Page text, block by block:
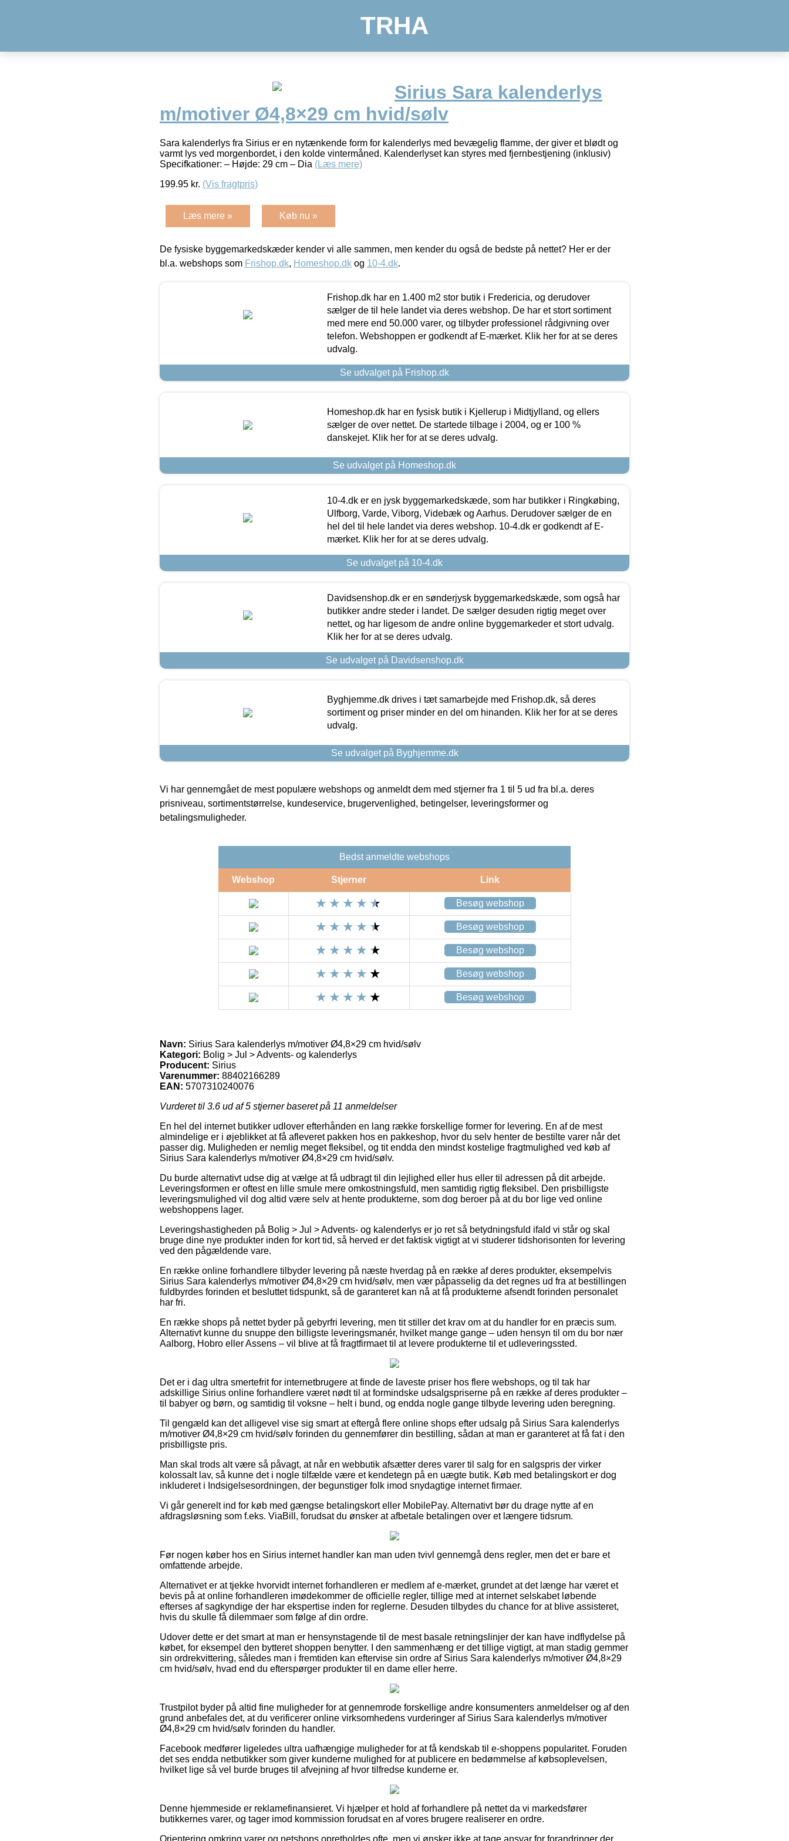
TRHA
Sirius Sara kalenderlys
m/motiver Ø4,8×29 cm hvid/sølv
Sara kalenderlys fra Sirius er en nytænkende form for kalenderlys med bevægelig flamme, der giver et blødt og
varmt lys ved morgenbordet, i den kolde vintermåned. Kalenderlyset kan styres med fjernbestjening (inklusiv)
Specifkationer: – Højde: 29 cm – Dia (Læs mere)
199.95 kr. (Vis fragtpris)
Læs mere » Køb nu »
De fysiske byggemarkedskæder kender vi alle sammen, men kender du også de bedste på nettet? Her er der
bl.a. webshops som Frishop.dk, Homeshop.dk og 10-4.dk.
Frishop.dk har en 1.400 m2 stor butik i Fredericia, og derudover
sælger de til hele landet via deres webshop. De har et stort sortiment
med mere end 50.000 varer, og tilbyder professionel rådgivning over
telefon. Webshoppen er godkendt af E-mærket. Klik her for at se deres
udvalg.
Se udvalget på Frishop.dk
Homeshop.dk har en fysisk butik i Kjellerup i Midtjylland, og ellers
sælger de over nettet. De startede tilbage i 2004, og er 100 %
danskejet. Klik her for at se deres udvalg.
Se udvalget på Homeshop.dk
10-4.dk er en jysk byggemarkedskæde, som har butikker i Ringkøbing,
Ulfborg, Varde, Viborg, Videbæk og Aarhus. Derudover sælger de en
hel del til hele landet via deres webshop. 10-4.dk er godkendt af E-
mærket. Klik her for at se deres udvalg.
Se udvalget på 10-4.dk
Davidsenshop.dk er en sønderjysk byggemarkedskæde, som også har
butikker andre steder i landet. De sælger desuden rigtig meget over
nettet, og har ligesom de andre online byggemarkeder et stort udvalg.
Klik her for at se deres udvalg.
Se udvalget på Davidsenshop.dk
Byghjemme.dk drives i tæt samarbejde med Frishop.dk, så deres
sortiment og priser minder en del om hinanden. Klik her for at se deres
udvalg.
Se udvalget på Byghjemme.dk
Vi har gennemgået de mest populære webshops og anmeldt dem med stjerner fra 1 til 5 ud fra bl.a. deres
prisniveau, sortimentstørrelse, kundeservice, brugervenlighed, betingelser, leveringsformer og
betalingsmuligheder.
Bedst anmeldte webshops
Webshop Stjerner Link
Besøg webshop
Besøg webshop
Besøg webshop
Besøg webshop
Besøg webshop
Navn: Sirius Sara kalenderlys m/motiver Ø4,8×29 cm hvid/sølv
Kategori: Bolig > Jul > Advents- og kalenderlys
Producent: Sirius
Varenummer: 88402166289
EAN: 5707310240076
Vurderet til 3.6 ud af 5 stjerner baseret på 11 anmeldelser
En hel del internet butikker udlover efterhånden en lang række forskellige former for levering. En af de mest
almindelige er i øjeblikket at få afleveret pakken hos en pakkeshop, hvor du selv henter de bestilte varer når det
passer dig. Muligheden er nemlig meget fleksibel, og tit endda den mindst kostelige fragtmulighed ved køb af
Sirius Sara kalenderlys m/motiver Ø4,8×29 cm hvid/sølv.
Du burde alternativt udse dig at vælge at få udbragt til din lejlighed eller hus eller til adressen på dit arbejde.
Leveringsformen er oftest en lille smule mere omkostningsfuld, men samtidig rigtig fleksibel. Den prisbilligste
leveringsmulighed vil dog altid være selv at hente produkterne, som dog beroer på at du bor lige ved online
webshoppens lager.
Leveringshastigheden på Bolig > Jul > Advents- og kalenderlys er jo ret så betydningsfuld ifald vi står og skal
bruge dine nye produkter inden for kort tid, så herved er det faktisk vigtigt at vi studerer tidshorisonten for levering
ved den pågældende vare.
En række online forhandlere tilbyder levering på næste hverdag på en række af deres produkter, eksempelvis
Sirius Sara kalenderlys m/motiver Ø4,8×29 cm hvid/sølv, men vær påpasselig da det regnes ud fra at bestillingen
fuldbyrdes forinden et besluttet tidspunkt, så de garanteret kan nå at få produkterne afsendt forinden personalet
har fri.
En række shops på nettet byder på gebyrfri levering, men tit stiller det krav om at du handler for en præcis sum.
Alternativt kunne du snuppe den billigste leveringsmanér, hvilket mange gange – uden hensyn til om du bor nær
Aalborg, Hobro eller Assens – vil blive at få fragtfirmaet til at levere produkterne til et udleveringssted.
Det er i dag ultra smertefrit for internetbrugere at finde de laveste priser hos flere webshops, og til tak har
adskillige Sirius online forhandlere været nødt til at formindske udsalgspriserne på en række af deres produkter –
til babyer og børn, og samtidig til voksne – helt i bund, og endda nogle gange tilbyde levering uden beregning.
Til gengæld kan det alligevel vise sig smart at eftergå flere online shops efter udsalg på Sirius Sara kalenderlys
m/motiver Ø4,8×29 cm hvid/sølv forinden du gennemfører din bestilling, sådan at man er garanteret at få fat i den
prisbilligste pris.
Man skal trods alt være så påvagt, at når en webbutik afsætter deres varer til salg for en salgspris der virker
kolossalt lav, så kunne det i nogle tilfælde være et kendetegn på en uægte butik. Køb med betalingskort er dog
inkluderet i Indsigelsesordningen, der begunstiger folk imod snydagtige internet firmaer.
Vi går generelt ind for køb med gængse betalingskort eller MobilePay. Alternativt bør du drage nytte af en
afdragsløsning som f.eks. ViaBill, forudsat du ønsker at afbetale betalingen over et længere tidsrum.
Før nogen køber hos en Sirius internet handler kan man uden tvivl gennemgå dens regler, men det er bare et
omfattende arbejde.
Alternativet er at tjekke hvorvidt internet forhandleren er medlem af e-mærket, grundet at det længe har været et
bevis på at online forhandleren imødekommer de officielle regler, tillige med at internet selskabet løbende
efterses af sagkyndige der har ekspertise inden for reglerne. Desuden tilbydes du chance for at blive assisteret,
hvis du skulle få dilemmaer som følge af din ordre.
Udover dette er det smart at man er hensynstagende til de mest basale retningslinjer der kan have indflydelse på
købet, for eksempel den bytteret shoppen benytter. I den sammenhæng er det tillige vigtigt, at man stadig gemmer
sin ordrekvittering, således man i fremtiden kan eftervise sin ordre af Sirius Sara kalenderlys m/motiver Ø4,8×29
cm hvid/sølv, hvad end du efterspørger produkter til en dame eller herre.
Trustpilot byder på altid fine muligheder for at gennemrode forskellige andre konsumenters anmeldelser og af den
grund anbefales det, at du verificerer online virksomhedens vurderinger af Sirius Sara kalenderlys m/motiver
Ø4,8×29 cm hvid/sølv forinden du handler.
Facebook medfører ligeledes ultra uafhængige muligheder for at få kendskab til e-shoppens popularitet. Foruden
det ses endda netbutikker som giver kunderne mulighed for at publicere en bedømmelse af købsoplevelsen,
hvilket lige så vel burde bruges til afvejning af hvor tilfredse kunderne er.
Denne hjemmeside er reklamefinansieret. Vi hjælper et hold af forhandlere på nettet da vi markedsfører
butikkernes varer, og tager imod kommission forudsat en af vores brugere realiserer en ordre.
Orientering omkring varer og netshops opretholdes ofte, men vi ønsker ikke at tage ansvar for forandringer der